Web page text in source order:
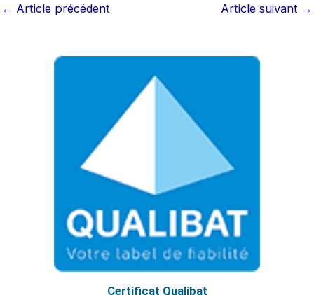
← Article précédent Article suivant →
Certificat Qualibat